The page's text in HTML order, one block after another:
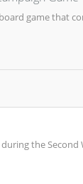
game that
the